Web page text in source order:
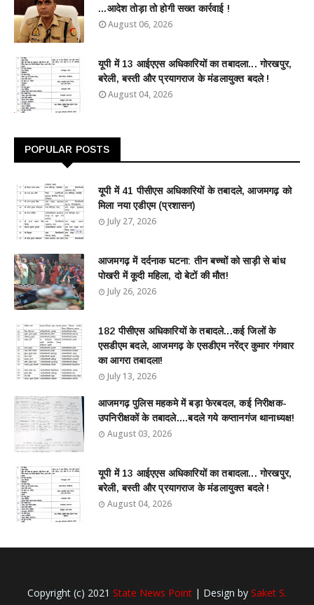
...आदेश तोड़ा तो होगी सख्त कार्रवाई !
August 06, 2026
यूपी में 13 आईएएस अधिकारियों का तबादला... गोरखपुर,
बरेली, बस्ती और प्रयागराज के मंडलायुक्त बदले !
August 04, 2026
POPULAR POSTS
यूपी में 41 पीसीएस अधिकारियों के तबादले, आजमगढ़ को
मिला नया एडीएम (प्रशासन)
July 27, 2026
आजमगढ़ में दर्दनाक घटना: तीन बच्चों को साड़ी से बांध
पोखरी में कूदी महिला, दो बेटों की मौत!
July 26, 2026
182 पीसीएस अधिकारियों के तबादले...कई जिलों के
एसडीएम बदले, आजमगढ़ के एसडीएम नरेंद्र कुमार गंगवार
का आगरा तबादला!
July 13, 2026
आजमगढ़ पुलिस महकमे में बड़ा फेरबदल, कई निरीक्षक-
उपनिरीक्षकों के तबादले....बदले गये कप्तानगंज थानाध्यक्ष!
August 03, 2026
यूपी में 13 आईएएस अधिकारियों का तबादला... गोरखपुर,
बरेली, बस्ती और प्रयागराज के मंडलायुक्त बदले !
August 04, 2026
Copyright (c) 2021 State News Point | Design by Saket S.